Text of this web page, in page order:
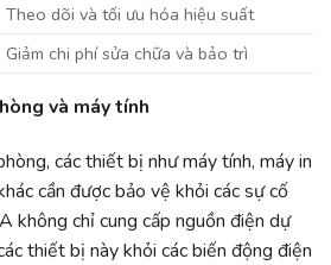
Theo dõi và tối ưu hóa hiệu suất
Giảm chi phí sửa chữa và bảo trì
và máy tính
các thiết bị như máy tính, máy in
cần được bảo vệ khỏi các sự cố
không chỉ cung cấp nguồn điện dự
thiết bị này khỏi các biến động điện